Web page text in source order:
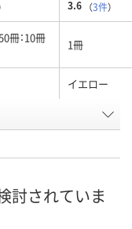
3.6 （3件）
冊：10冊
1冊
イエロー
討されていま